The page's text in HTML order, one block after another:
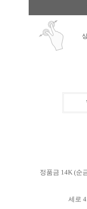
정품금 14K (순
세로